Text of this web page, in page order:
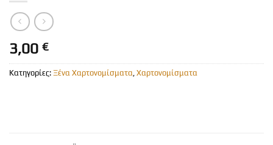
3,00 €
Κατηγορίες: Ξένα Χαρτονομίσματα Χαρτονομίσματα